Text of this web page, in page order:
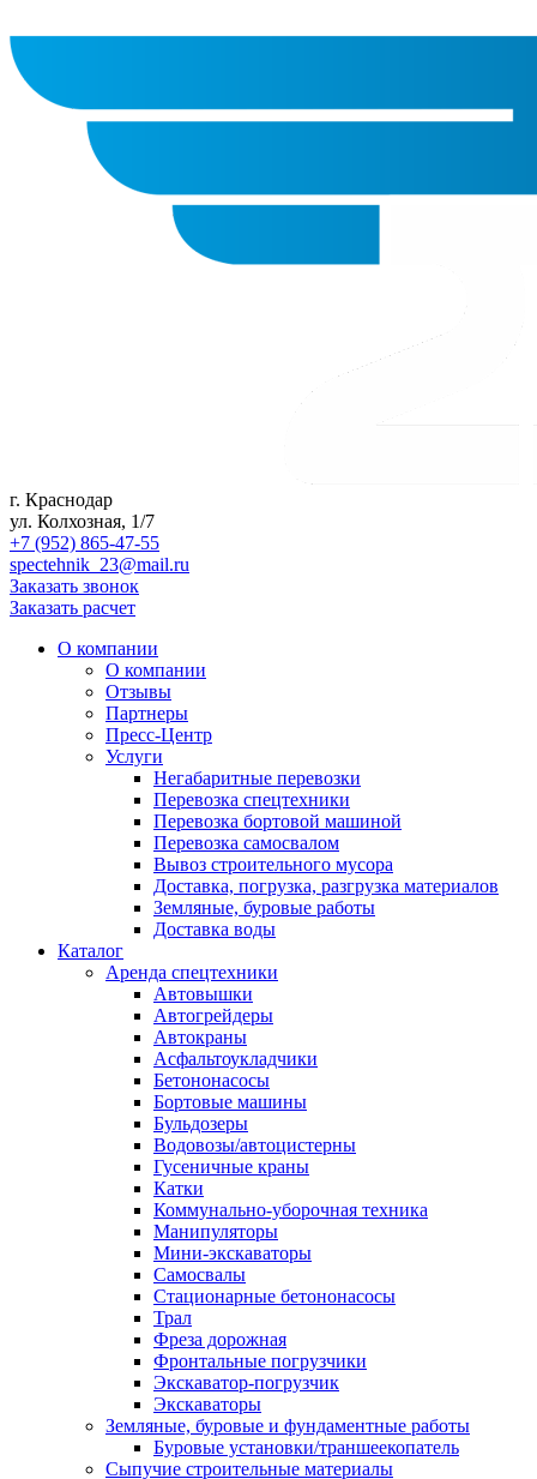
г. Краснодар
ул. Колхозная, 1/7
+7 (952) 865-47-55
spectehnik_23@mail.ru
Заказать звонок
Заказать расчет
О компании
О компании
Отзывы
Партнеры
Пресс-Центр
Услуги
Негабаритные перевозки
Перевозка спецтехники
Перевозка бортовой машиной
Перевозка самосвалом
Вывоз строительного мусора
Доставка, погрузка, разгрузка материалов
Земляные, буровые работы
Доставка воды
Каталог
Аренда спецтехники
Автовышки
Автогрейдеры
Автокраны
Асфальтоукладчики
Бетононасосы
Бортовые машины
Бульдозеры
Водовозы/автоцистерны
Гусеничные краны
Катки
Коммунально-уборочная техника
Манипуляторы
Мини-экскаваторы
Самосвалы
Стационарные бетононасосы
Трал
Фреза дорожная
Фронтальные погрузчики
Экскаватор-погрузчик
Экскаваторы
Земляные, буровые и фундаментные работы
Буровые установки/траншеекопатель
Сыпучие строительные материалы